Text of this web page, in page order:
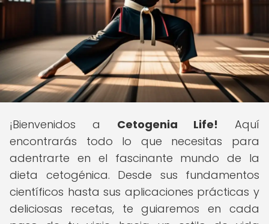
¡Bienvenidos a Cetogenia Life! Aquí
encontrarás todo lo que necesitas para
adentrarte en el fascinante mundo de la
dieta cetogénica. Desde sus fundamentos
científicos hasta sus aplicaciones prácticas y
deliciosas recetas, te guiaremos en cada